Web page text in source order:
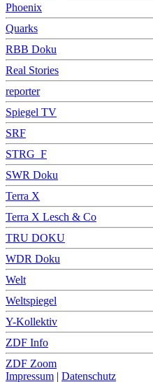
Phoenix
Quarks
RBB Doku
Real Stories
reporter
Spiegel TV
SRF
STRG_F
SWR Doku
Terra X
Terra X Lesch & Co
TRU DOKU
WDR Doku
Welt
Weltspiegel
Y-Kollektiv
ZDF Info
ZDF Zoom
Impressum | Datenschutz